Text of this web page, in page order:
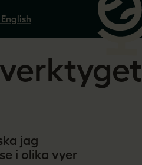
jag
i olika vyer